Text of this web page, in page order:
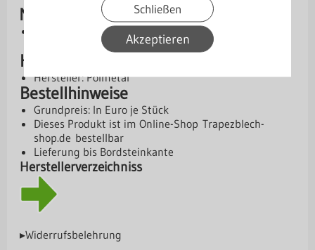
Schließen
Akzeptieren
Montage
Bitte Montageanleitung des Herstellers
Downloadverfügbar
Hersteller
Hersteller: Polmetal
Bestellhinweise
Grundpreis: In Euro je Stück
Dieses Produkt ist im Online-Shop Trapezblech-
shop.de bestellbar
Lieferung bis Bordsteinkante
Herstellerverzeichniss
▸Widerrufsbelehrung